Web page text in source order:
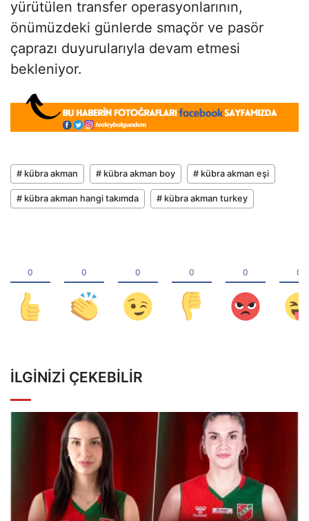
yürütülen transfer operasyonlarının,
önümüzdeki günlerde smaçör ve pasör
çaprazı duyurularıyla devam etmesi
bekleniyor.
# kübra akman # kübra akman boy # kübra akman eşi
# kübra akman hangi takımda # kübra akman turkey
İLGINIZI ÇEKEBILIR